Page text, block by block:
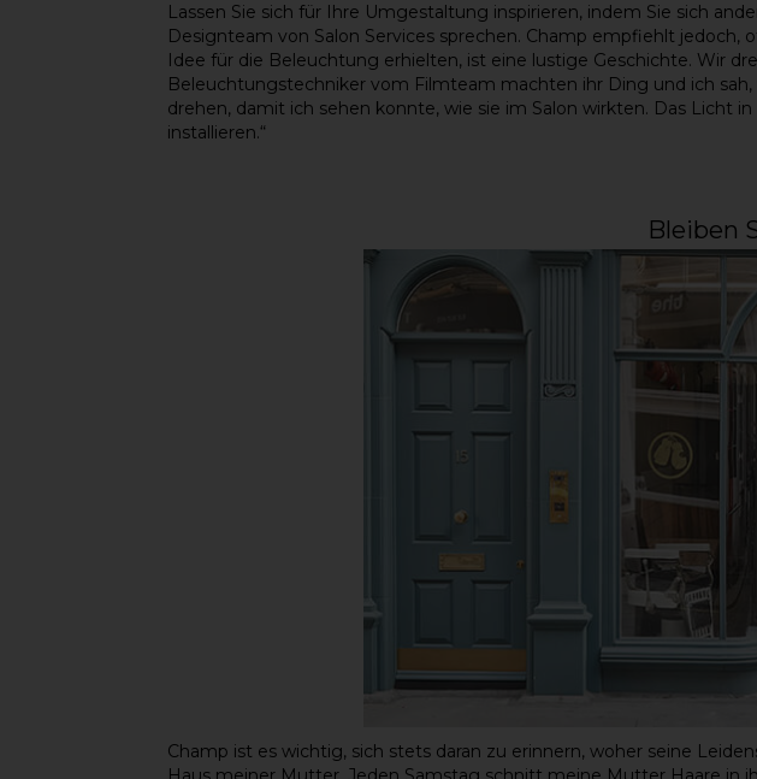
Lassen Sie sich für Ihre Umgestaltung inspirieren, indem Sie sich
Designteam von Salon Services sprechen. Champ empfiehlt jedoch,
Idee für die Beleuchtung erhielten, ist eine lustige Geschichte. Wir
Beleuchtungstechniker vom Filmteam machten ihr Ding und ich
drehen, damit ich sehen konnte, wie sie im Salon wirkten. Das Licht
installieren.“
Bleiben
Champ ist es wichtig, sich stets daran zu erinnern, woher seine